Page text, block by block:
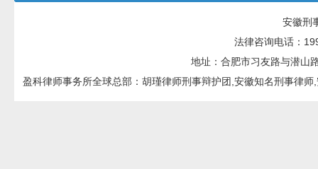
安徽刑
法律咨询电话：
地址：合肥市习友路与潜山
盈科律师事务所全球总部：胡瑾律师刑事辩护团,安徽知名刑事律